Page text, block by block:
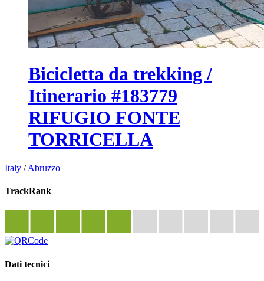
Bicicletta da trekking /
Itinerario #183779
RIFUGIO FONTE
TORRICELLA
Italy /Abruzzo
TrackRank
Dati tecnici